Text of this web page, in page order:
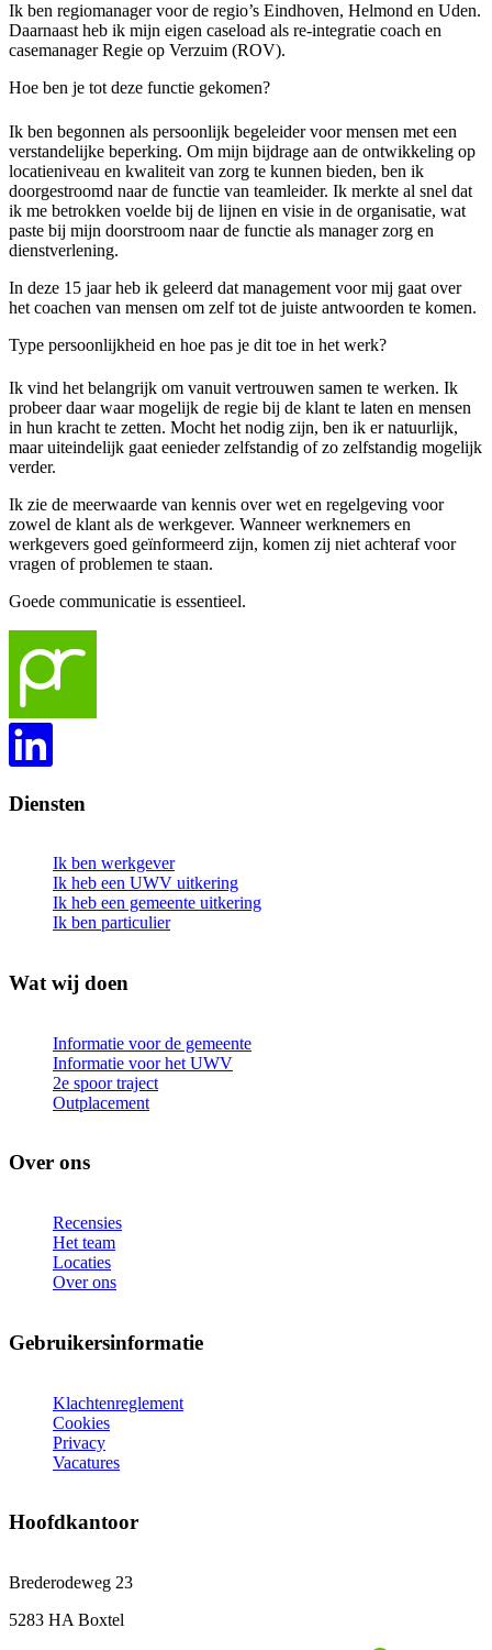
Ik ben regiomanager voor de regio’s Eindhoven, Helmond en Uden.
Daarnaast heb ik mijn eigen caseload als re-integratie coach en
casemanager Regie op Verzuim (ROV).
Hoe ben je tot deze functie gekomen?
Ik ben begonnen als persoonlijk begeleider voor mensen met een
verstandelijke beperking. Om mijn bijdrage aan de ontwikkeling op
locatieniveau en kwaliteit van zorg te kunnen bieden, ben ik
doorgestroomd naar de functie van teamleider. Ik merkte al snel dat
ik me betrokken voelde bij de lijnen en visie in de organisatie, wat
paste bij mijn doorstroom naar de functie als manager zorg en
dienstverlening.
In deze 15 jaar heb ik geleerd dat management voor mij gaat over
het coachen van mensen om zelf tot de juiste antwoorden te komen.
Type persoonlijkheid en hoe pas je dit toe in het werk?
Ik vind het belangrijk om vanuit vertrouwen samen te werken. Ik
probeer daar waar mogelijk de regie bij de klant te laten en mensen
in hun kracht te zetten. Mocht het nodig zijn, ben ik er natuurlijk,
maar uiteindelijk gaat eenieder zelfstandig of zo zelfstandig mogelijk
verder.
Ik zie de meerwaarde van kennis over wet en regelgeving voor
zowel de klant als de werkgever. Wanneer werknemers en
werkgevers goed geïnformeerd zijn, komen zij niet achteraf voor
vragen of problemen te staan.
Goede communicatie is essentieel.
Diensten
Ik ben werkgever
Ik heb een UWV uitkering
Ik heb een gemeente uitkering
Ik ben particulier
Wat wij doen
Informatie voor de gemeente
Informatie voor het UWV
2e spoor traject
Outplacement
Over ons
Recensies
Het team
Locaties
Over ons
Gebruikersinformatie
Klachtenreglement
Cookies
Privacy
Vacatures
Hoofdkantoor
Brederodeweg 23
5283 HA Boxtel